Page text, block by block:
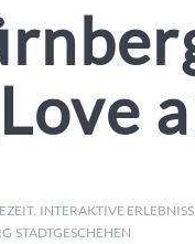
INTERAKTIVE
STADTGESCHEHEN